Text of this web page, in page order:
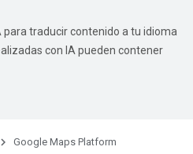
para traducir contenido a tu idioma
con IA pueden contener
Google Maps Platform